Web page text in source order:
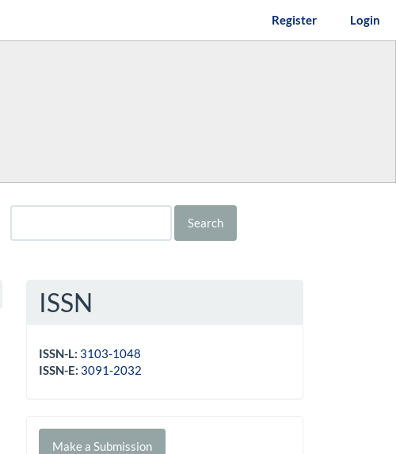
Register Login
Search
ISSN
ISSN-L: 3103-1048
ISSN-E: 3091-2032
Make
Make a Submission